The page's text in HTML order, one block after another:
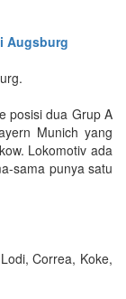
Augsburg
posisi dua Grup A
Munich yang
Lokomotiv ada
sama punya satu
Correa, Koke,